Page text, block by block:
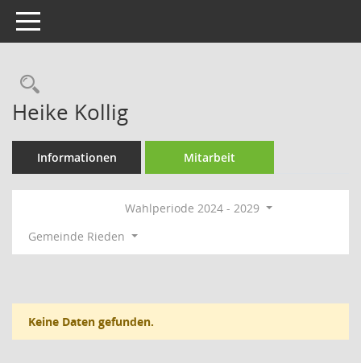
Toggle navigation
Rechercheauswahl
Heike Kollig
Informationen Mitarbeit
Wahlperiode 2024 - 2029
Gemeinde Rieden
Keine Daten gefunden.